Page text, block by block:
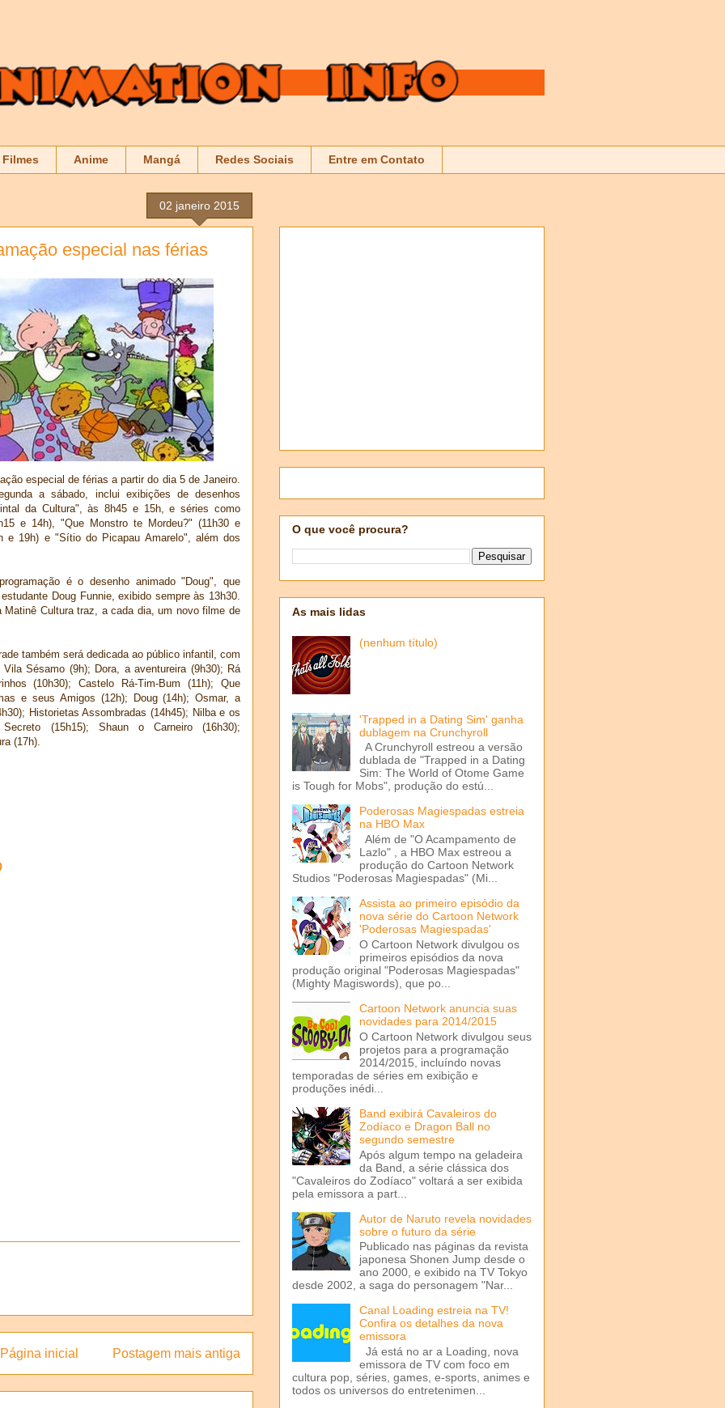
Filmes Anime Mangá Redes Sociais Entre em Contato
02 janeiro 2015
especial nas férias
especial de férias a partir do dia 5 de Janeiro.
a sábado, inclui exibições de desenhos
da Cultura", às 8h45 e 15h, e séries como
e 14h), "Que Monstro te Mordeu?" (11h30 e
e 19h) e "Sítio do Picapau Amarelo", além dos
é o desenho animado "Doug", que
Doug Funnie, exibido sempre às 13h30.
Cultura traz, a cada dia, um novo filme de
também será dedicada ao público infantil, com
Sésamo (9h); Dora, a aventureira (9h30); Rá
(10h30); Castelo Rá-Tim-Bum (11h); Que
e seus Amigos (12h); Doug (14h); Osmar, a
Historietas Assombradas (14h45); Nilba e os
(15h15); Shaun o Carneiro (16h30);
(17h).
Postagem mais antiga
Página inicial
O que você procura?
As mais lidas
(nenhum título)
'Trapped in a Dating Sim' ganha
dublagem na Crunchyroll
A Crunchyroll estreou a versão
dublada de "Trapped in a Dating
Sim: The World of Otome Game
is Tough for Mobs", produção do estú...
Poderosas Magiespadas estreia
na HBO Max
Além de "O Acampamento de
Lazlo" , a HBO Max estreou a
produção do Cartoon Network
Studios "Poderosas Magiespadas" (Mi...
Assista ao primeiro episódio da
nova série do Cartoon Network
'Poderosas Magiespadas'
O Cartoon Network divulgou os
primeiros episódios da nova
produção original "Poderosas Magiespadas"
(Mighty Magiswords), que po...
Cartoon Network anuncia suas
novidades para 2014/2015
O Cartoon Network divulgou seus
projetos para a programação
2014/2015, incluíndo novas
temporadas de séries em exibição e
produções inédi...
Band exibirá Cavaleiros do
Zodíaco e Dragon Ball no
segundo semestre
Após algum tempo na geladeira
da Band, a série clássica dos
"Cavaleiros do Zodíaco" voltará a ser exibida
pela emissora a part...
Autor de Naruto revela novidades
sobre o futuro da série
Publicado nas páginas da revista
japonesa Shonen Jump desde o
ano 2000, e exibido na TV Tokyo
desde 2002, a saga do personagem "Nar...
Canal Loading estreia na TV!
Confira os detalhes da nova
emissora
Já está no ar a Loading, nova
emissora de TV com foco em
cultura pop, séries, games, e-sports, animes e
todos os universos do entretenimen...